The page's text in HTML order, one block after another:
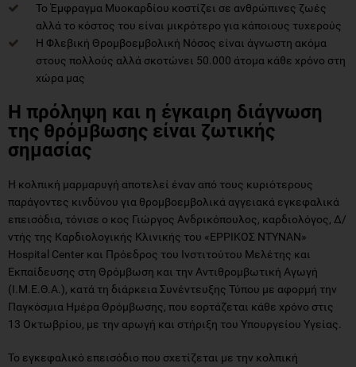
Το Έμφραγμα Μυοκαρδίου κοστίζει σε ανθρώπινες ζωές
αλλά το κόστος του είναι μικρότερο για κάποιους τυχερούς
Η Φλεβική Θρομβοεμβολική Νόσος είναι άγνωστη ακόμα
στους πολλούς αλλά σκοτώνει 50.000 άτομα κάθε χρόνο στη
χώρα μας
Η πρόληψη και η έγκαιρη διάγνωση
της θρόμβωσης είναι ζωτικής
σημασίας
Η κολπική μαρμαρυγή αποτελεί έναν από τους κυριότερους
παράγοντες κινδύνου για θρομβοεμβολικά αγγειακά εγκεφαλικά
επεισόδια, τόνισε ο κος Γιώργος Ανδρικόπουλος, καρδιολόγος, Δ/
ντής της Καρδιολογικής Κλινικής του «ΕΡΡΙΚΟΣ ΝΤΥΝΑN»
Hospital Center και Πρόεδρος του Ινστιτούτου Μελέτης και
Εκπαίδευσης στη Θρόμβωση και την Αντιθρομβωτική Αγωγή
(Ι.Μ.Ε.Θ.Α.), κατά τη διάρκεια Συνέντευξης Τύπου με αφορμή την
Παγκόσμια Ημέρα Θρόμβωσης, που εορτάζεται κάθε χρόνο στις
13 Οκτωβρίου, με την αρωγή και στήριξη του Υπουργείου Υγείας.
Το εγκεφαλικό επεισόδιο που σχετίζεται με την κολπική